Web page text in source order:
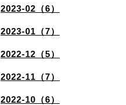
2023-02（6）
2023-01（7）
2022-12（5）
2022-11（7）
2022-10（6）